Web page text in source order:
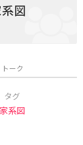
図
トーク
タグ
家系図